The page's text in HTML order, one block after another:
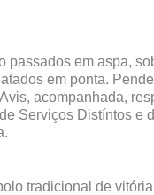
passados em aspa,
em ponta.
acompanhada,
Serviços Distíntos e
tradicional de